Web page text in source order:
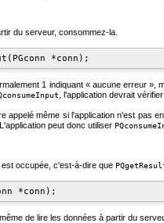
du serveur, consommez-la.
1 indiquant « aucune erreur » ,
, l'application devrait vérifier
appelé même si l'application n'est pas
peut donc utiliser
occupée, c'est-à-dire que
de lire les données à partir du